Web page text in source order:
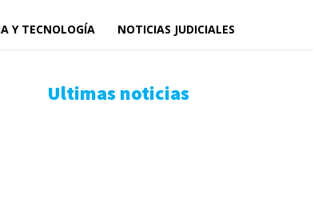
Y TECNOLOGÍA NOTICIAS JUDICIALES
Ultimas noticias